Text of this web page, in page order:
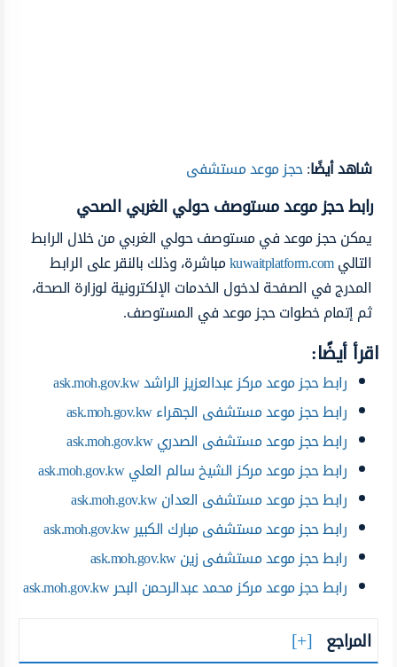
شاهد أيضًا:حجز موعد مستشفى
رابط حجز موعد مستوصف حولي الغربي الصحي
يمكن حجز موعد في مستوصف حولي الغربي من خلال الرابط
التاليkuwaitplatform.comمباشرة، وذلك بالنقر على الرابط
المدرج في الصفحة لدخول الخدمات الإلكترونية لوزارة الصحة،
ثم إتمام خطوات حجز موعد في المستوصف.
اقرأ أيضًا:
رابط حجز موعد مركز عبدالعزيز الراشد ask.moh.gov.kw
رابط حجز موعد مستشفى الجهراء ask.moh.gov.kw
رابط حجز موعد مستشفى الصدري ask.moh.gov.kw
رابط حجز موعد مركز الشيخ سالم العلي ask.moh.gov.kw
رابط حجز موعد مستشفى العدان ask.moh.gov.kw
رابط حجز موعد مستشفى مبارك الكبير ask.moh.gov.kw
رابط حجز موعد مستشفى زين ask.moh.gov.kw
رابط حجز موعد مركز محمد عبدالرحمن البحر ask.moh.gov.kw
المراجع